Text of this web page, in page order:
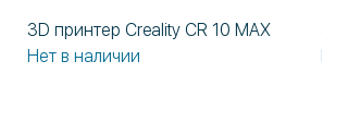
3D принтер Creality CR 10 MAX
Нет в наличии